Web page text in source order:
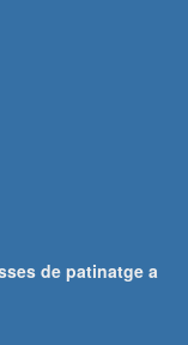
de patinatge a